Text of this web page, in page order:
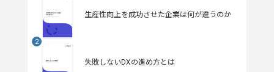
生産性向上を成功させた企業は何が違うのか
失敗しないDXの進め方とは